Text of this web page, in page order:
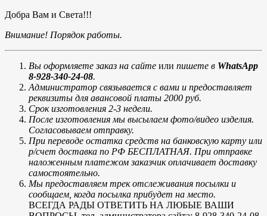
Добра Вам и Света!!!
Внимание! Порядок работы.
Вы оформляете заказ на сайте или пишете в WhatsApp
8-928-340-24-08.
Администратор связывается с вами и предоставляет
реквизиты для авансовой платы 2000 руб.
Срок изготовления 2-3 недели.
После изготовления мы высылаем фото/видео изделия.
Согласовываем отправку.
При переводе остатка средств на банковскую карту или
р/счет доставка по РФ БЕСПЛАТНАЯ. При отправке
наложенным платежом заказчик оплачивает доставку
самостоятельно.
Мы предоставляем трек отслеживания посылки и
сообщаем, когда посылка прибудет на место.
ВСЕГДА РАДЫ ОТВЕТИТЬ НА ЛЮБЫЕ ВАШИ